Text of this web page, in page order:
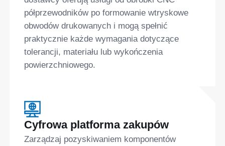
półprzewodników po formowanie wtryskowe
obwodów drukowanych i mogą spełnić
praktycznie każde wymagania dotyczące
tolerancji, materiału lub wykończenia
powierzchniowego.
Cyfrowa platforma zakupów
Zarządzaj pozyskiwaniem komponentów